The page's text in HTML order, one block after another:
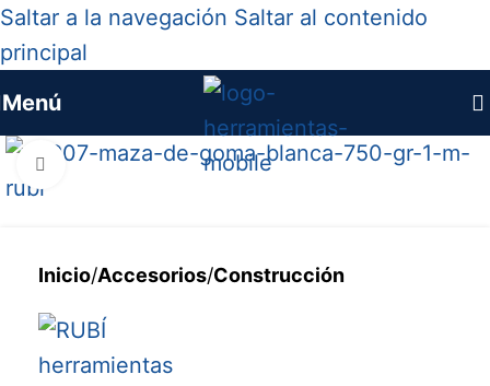
Saltar a la navegación Saltar al contenido
principal
Menú
Haga clic para ampliar
Inicio/Accesorios/Construcción